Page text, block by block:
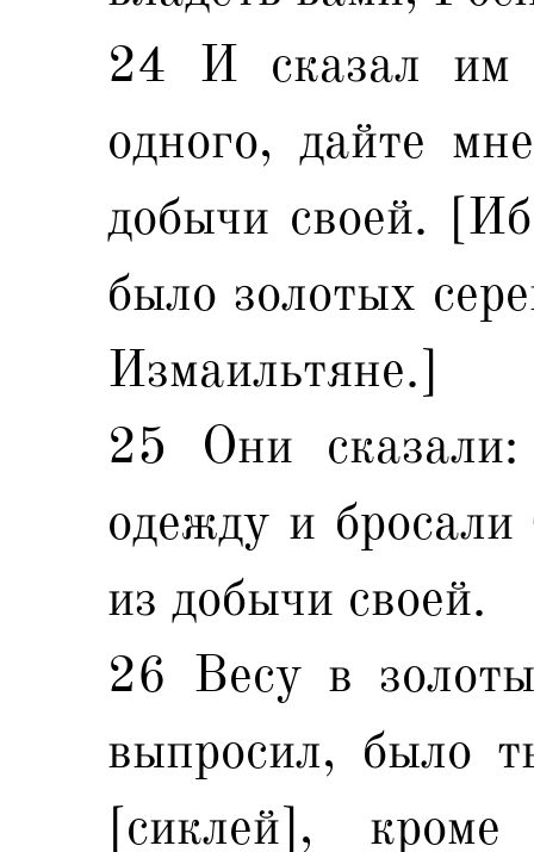
24 И сказал им
одного, дайте
добычи своей.
было золотых
Измаильтяне.]
25 Они
одежду и
из добычи своей.
26 Весу в
выпросил, было
[сиклей],